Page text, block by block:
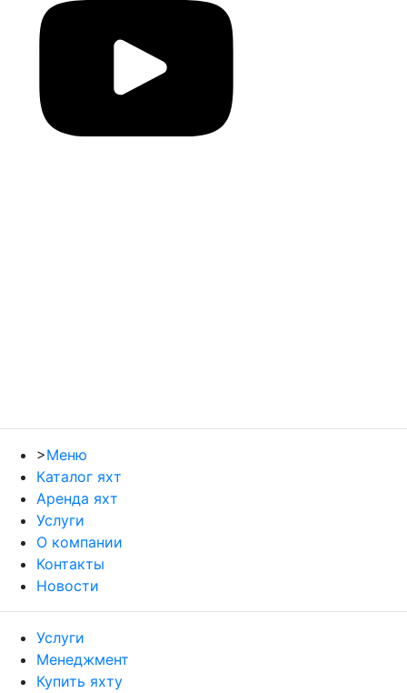
>Меню
Каталог яхт
Аренда яхт
Услуги
О компании
Контакты
Новости
Услуги
Менеджмент
Купить яхту